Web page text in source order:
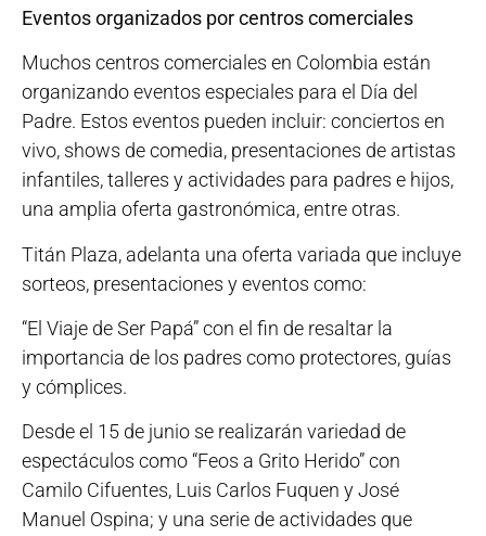
Eventos organizados por centros comerciales
Muchos centros comerciales en Colombia están
organizando eventos especiales para el Día del
Padre. Estos eventos pueden incluir: conciertos en
vivo, shows de comedia, presentaciones de artistas
infantiles, talleres y actividades para padres e hijos,
una amplia oferta gastronómica, entre otras.
Titán Plaza, adelanta una oferta variada que incluye
sorteos, presentaciones y eventos como:
“El Viaje de Ser Papá” con el fin de resaltar la
importancia de los padres como protectores, guías
y cómplices.
Desde el 15 de junio se realizarán variedad de
espectáculos como “Feos a Grito Herido” con
Camilo Cifuentes, Luis Carlos Fuquen y José
Manuel Ospina; y una serie de actividades que